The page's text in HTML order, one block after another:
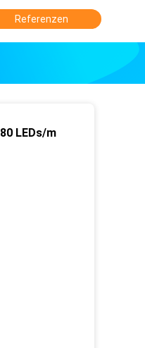
Referenzen
LEDs/m